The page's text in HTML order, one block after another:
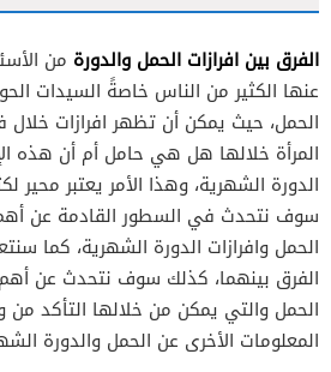
افرازات الحمل
افرازات الدورة الشهرية
الفرق بين افرازات الحمل والدورة من
عنها الكثير من الناس خاصةً السيدات
الحمل، حيث يمكن أن تظهر افرازات خلال
المرأة خلالها هل هي حامل أم أن هذه
الدورة الشهرية، وهذا الأمر يعتبر محير
سوف نتحدث في السطور القادمة عن أهم
الحمل وافرازات الدورة الشهرية، كما
الفرق بينهما، كذلك سوف نتحدث عن أهم
الحمل والتي يمكن من خلالها التأكد من
المعلومات الأخرى عن الحمل والدورة